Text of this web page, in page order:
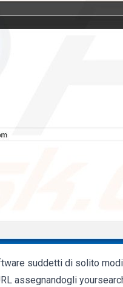
suddetti di solito
assegnandogli